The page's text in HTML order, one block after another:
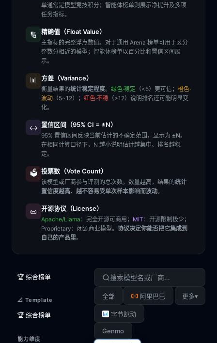
单通常是模型竞技积分；智能体榜单则展示净提升及多项
任务指标。
🔢 精确值（Float Value）
主指标的完整浮点数值。对于通用 Arena 榜单可用于区分
整数分相近的模型；智能体榜单以百分比和置信区间展
示。
📊 方差（Variance）
衡量结果的统计稳定程度。 绿色·稳定 （<5）更可信； 橙色·
波动 （5~12）； 红色·不稳 （>12）说明排名还可能明显变
化。
↔️ 置信区间（95% CI = ±N）
95% 置信区间反映当前估计的不确定范围，显示为 ±N。
在相同计算口径下，N 越小说明估计越集中、排名越稳
定。
🗳️ 投票数（Vote Count）
该模型或厂商参与评测的总次数。数量越高，结果的统计
置信度越高、越不容易受单次样本影响而波动。
📜 开源协议（License）
Apache/Llama ：完全开源可商用； MIT ：开源限制极少；
Proprietary ：闭源商业模型。 协议决定你能否把它集成到
自己的产品里。
🏆 综合榜单
📐 Template
🏆 综合榜单
能力维度
全部 阿里巴巴
字节跳动
Genmo
更多▾